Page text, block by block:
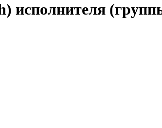
исполнителя